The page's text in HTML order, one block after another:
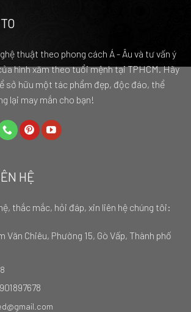
thuật theo phong cách Á - Âu và tư vấn ý
hình xăm theo tuổi mệnh tại TPHCM. Hãy
sở hữu một tác phẩm đẹp, độc đáo, thể
lại may mắn cho bạn!
HỆ
thắc mắc, hỏi đáp, xin liên hệ chúng tôi:
Văn Chiêu, Phường 15, Gò Vấp, Thành phố